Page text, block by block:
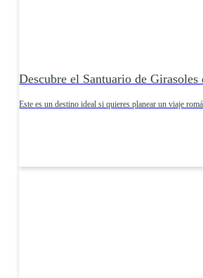
Descubre el Santuario de Girasoles
Este es un destino ideal si quieres planear un viaje